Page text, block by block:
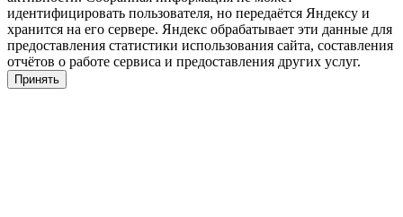
идентифицировать пользователя, но передаётся Яндексу и
хранится на его сервере. Яндекс обрабатывает эти данные для
предоставления статистики использования сайта, составления
отчётов о работе сервиса и предоставления других услуг.
Принять